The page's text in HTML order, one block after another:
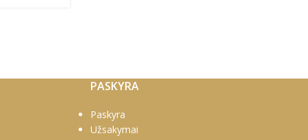
PASKYRA
Paskyra
Užsakymai